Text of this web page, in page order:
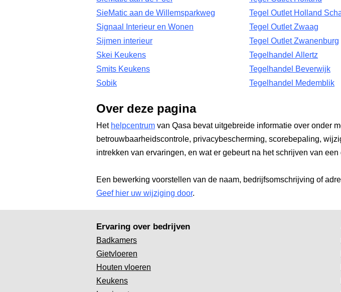
SieMatic aan de Willemsparkweg
Signaal Interieur en Wonen
Sijmen interieur
Skei Keukens
Smits Keukens
Sobik
Tegel Outlet Holland
Tegel Outlet Zwaag
Tegel Outlet Zwanenburg
Tegelhandel Allertz
Tegelhandel Beverwijk
Tegelhandel Medemblik
Over deze pagina
Het helpcentrum van Qasa bevat uitgebreide informatie over onder
betrouwbaarheidscontrole, privacybescherming, scorebepaling,
intrekken van ervaringen, en wat er gebeurt na het schrijven van een
Een bewerking voorstellen van de naam, bedrijfsomschrijving of
Geef hier uw wijziging door.
Ervaring over bedrijven
Badkamers
Gietvloeren
Houten vloeren
Keukens